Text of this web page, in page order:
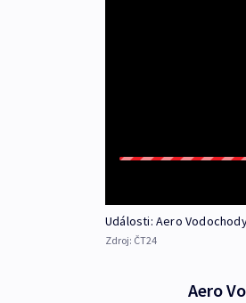
Události: Aero
Zdroj: ČT24
Aero